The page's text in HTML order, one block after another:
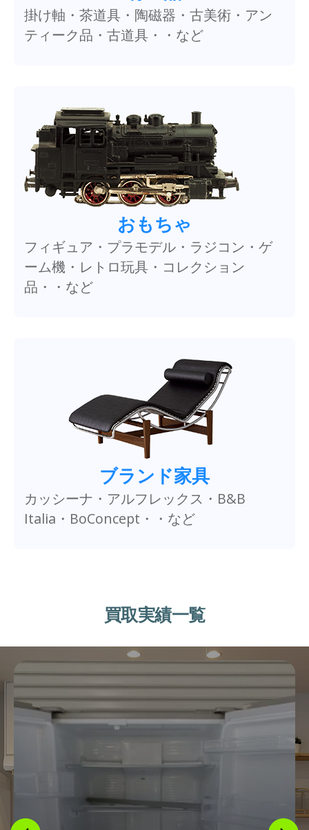
掛け軸・茶道具・陶磁器・古美術・アン
ティーク品・古道具・・など
おもちゃ
フィギュア・プラモデル・ラジコン・ゲ
ーム機・レトロ玩具・コレクション
品・・など
ブランド家具
カッシーナ・アルフレックス・B&B
Italia・BoConcept・・など
買取実績一覧